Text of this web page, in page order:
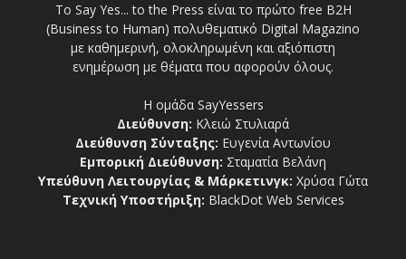
Το Say Yes... to the Press είναι το πρώτο free Β2Η
(Business to Human) πολυθεματικό Digital Magazino
με καθημερινή, ολοκληρωμένη και αξιόπιστη
ενημέρωση με θέματα που αφορούν όλους.
Η ομάδα SayYessers
Διεύθυνση: Κλειώ Στυλιαρά
Διεύθυνση Σύνταξης: Ευγενία Αντωνίου
Εμπορική Διεύθυνση: Σταματία Βελάνη
Υπεύθυνη Λειτουργίας & Μάρκετινγκ: Χρύσα Γώτα
Τεχνική Υποστήριξη: BlackDot Web Services